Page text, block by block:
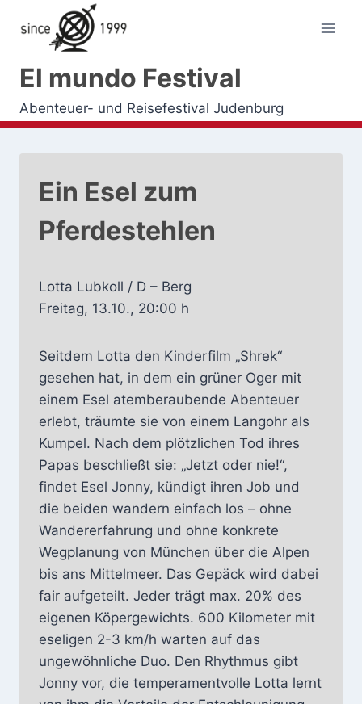
Inhalt
springen
El mundo Festival
Abenteuer- und Reisefestival Judenburg
Ein Esel zum
Pferdestehlen
Lotta Lubkoll / D – Berg
Freitag, 13.10., 20:00 h
Seitdem Lotta den Kinderfilm „Shrek“
gesehen hat, in dem ein grüner Oger mit
einem Esel atemberaubende Abenteuer
erlebt, träumte sie von einem Langohr als
Kumpel. Nach dem plötzlichen Tod ihres
Papas beschließt sie: „Jetzt oder nie!“,
findet Esel Jonny, kündigt ihren Job und
die beiden wandern einfach los – ohne
Wandererfahrung und ohne konkrete
Wegplanung von München über die Alpen
bis ans Mittelmeer. Das Gepäck wird dabei
fair aufgeteilt. Jeder trägt max. 20% des
eigenen Köpergewichts. 600 Kilometer mit
eseligen 2-3 km/h warten auf das
ungewöhnliche Duo. Den Rhythmus gibt
Jonny vor, die temperamentvolle Lotta lernt